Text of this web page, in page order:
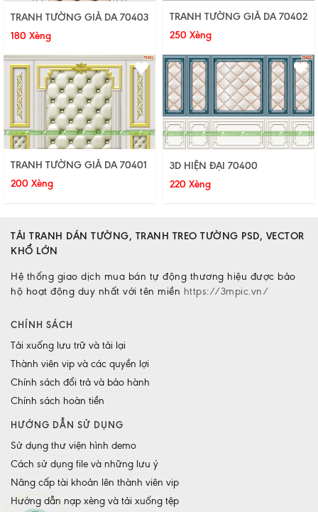
TRANH TƯỜNG GIẢ DA 70403
180 Xèng
TRANH TƯỜNG GIẢ DA 70402
250 Xèng
TRANH TƯỜNG GIẢ DA 70401
200 Xèng
3D HIỆN ĐẠI 70400
220 Xèng
TẢI TRANH DÁN TƯỜNG, TRANH TREO TƯỜNG PSD, VECTOR
KHỔ LỚN
Hệ thống giao dịch mua bán tự động thương hiệu được bảo
hộ hoạt động duy nhất với tên miền https://3mpic.vn/
CHÍNH SÁCH
Tải xuống lưu trữ và tải lại
Thành viên vip và các quyền lợi
Chính sách đổi trả và bảo hành
Chính sách hoàn tiền
HƯỚNG DẪN SỬ DỤNG
Sử dụng thư viện hình demo
Cách sử dụng file và những lưu ý
Nâng cấp tài khoản lên thành viên vip
Hướng dẫn nạp xèng và tải xuống tệp